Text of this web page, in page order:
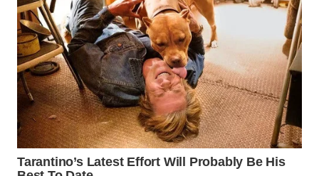
WAHANA
SELEB
WAHANA
PERSONA
WAHANA
OTOMOTIF
WAHANA